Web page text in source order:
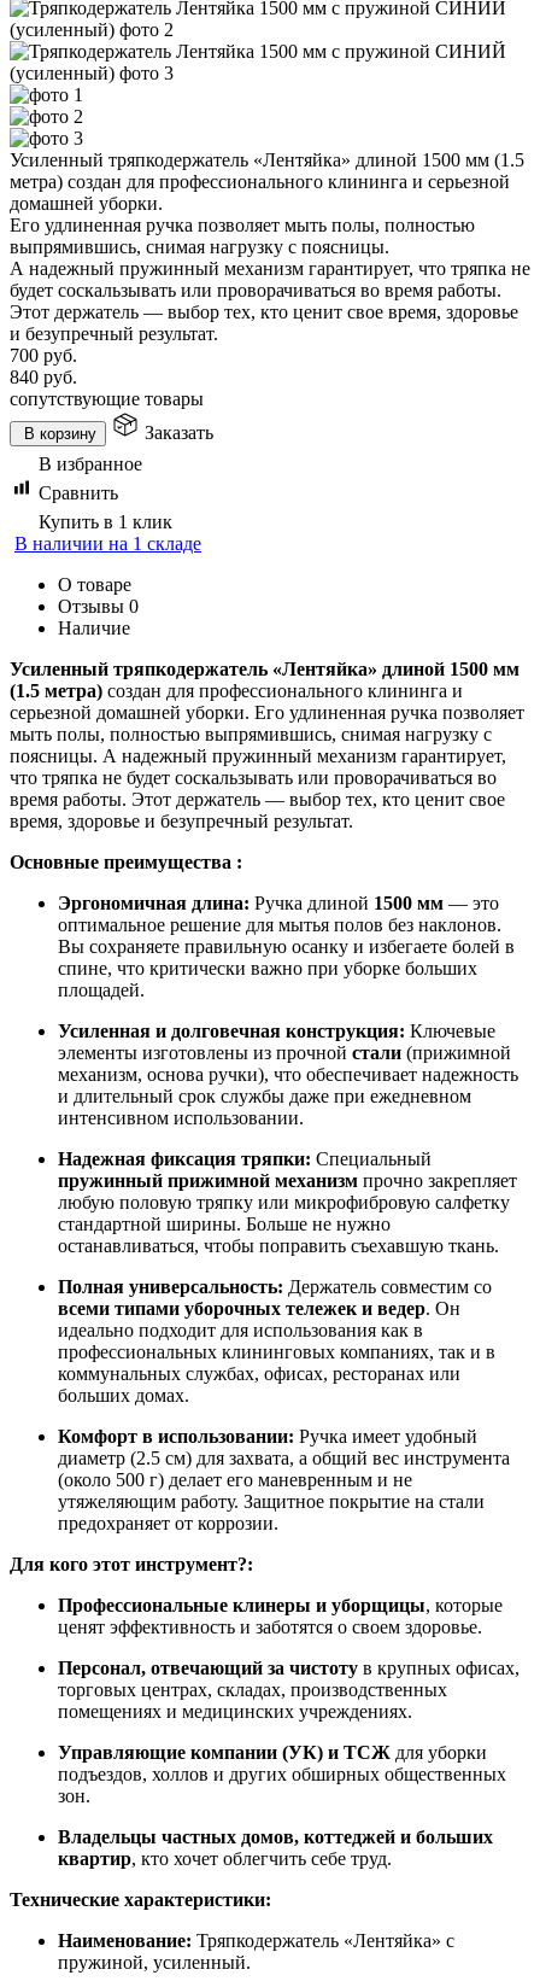
Усиленный тряпкодержатель «Лентяйка» длиной 1500 мм (1.5
метра) создан для профессионального клининга и серьезной
домашней уборки.
Его удлиненная ручка позволяет мыть полы, полностью
выпрямившись, снимая нагрузку с поясницы.
А надежный пружинный механизм гарантирует, что тряпка не
будет соскальзывать или проворачиваться во время работы.
Этот держатель — выбор тех, кто ценит свое время, здоровье
и безупречный результат.
700 руб.
840 руб.
сопутствующие товары
В корзину
Заказать
В избранное
Сравнить
Купить в 1 клик
В наличии на 1 складе
О товаре
Отзывы 0
Наличие
Усиленный тряпкодержатель «Лентяйка» длиной 1500 мм
(1.5 метра) создан для профессионального клининга и
серьезной домашней уборки. Его удлиненная ручка позволяет
мыть полы, полностью выпрямившись, снимая нагрузку с
поясницы. А надежный пружинный механизм гарантирует,
что тряпка не будет соскальзывать или проворачиваться во
время работы. Этот держатель — выбор тех, кто ценит свое
время, здоровье и безупречный результат.
Основные преимущества :
Эргономичная длина: Ручка длиной 1500 мм — это
оптимальное решение для мытья полов без наклонов.
Вы сохраняете правильную осанку и избегаете болей в
спине, что критически важно при уборке больших
площадей.
Усиленная и долговечная конструкция: Ключевые
элементы изготовлены из прочной стали (прижимной
механизм, основа ручки), что обеспечивает надежность
и длительный срок службы даже при ежедневном
интенсивном использовании.
Надежная фиксация тряпки: Специальный
пружинный прижимной механизм прочно закрепляет
любую половую тряпку или микрофибровую салфетку
стандартной ширины. Больше не нужно
останавливаться, чтобы поправить съехавшую ткань.
Полная универсальность: Держатель совместим со
всеми типами уборочных тележек и ведер. Он
идеально подходит для использования как в
профессиональных клининговых компаниях, так и в
коммунальных службах, офисах, ресторанах или
больших домах.
Комфорт в использовании: Ручка имеет удобный
диаметр (2.5 см) для захвата, а общий вес инструмента
(около 500 г) делает его маневренным и не
утяжеляющим работу. Защитное покрытие на стали
предохраняет от коррозии.
Для кого этот инструмент?:
Профессиональные клинеры и уборщицы, которые
ценят эффективность и заботятся о своем здоровье.
Персонал, отвечающий за чистоту в крупных офисах,
торговых центрах, складах, производственных
помещениях и медицинских учреждениях.
Управляющие компании (УК) и ТСЖ для уборки
подъездов, холлов и других обширных общественных
зон.
Владельцы частных домов, коттеджей и больших
квартир, кто хочет облегчить себе труд.
Технические характеристики:
Наименование: Тряпкодержатель «Лентяйка» с
пружиной, усиленный.